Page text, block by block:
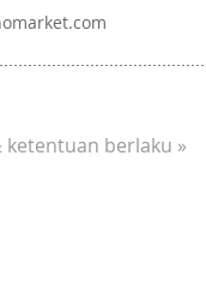
ketentuan berlaku »